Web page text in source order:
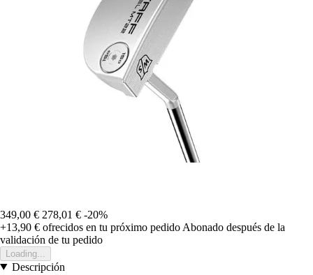
349,00 € 278,01 € -20%
+13,90 € ofrecidos en tu próximo pedido Abonado después de la
validación de tu pedido
Loading...
Descripción